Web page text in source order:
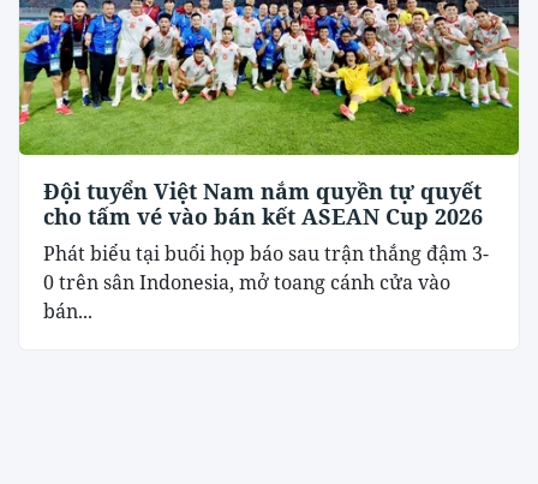
Đội tuyển Việt Nam nắm quyền tự quyết
cho tấm vé vào bán kết ASEAN Cup 2026
Phát biểu tại buổi họp báo sau trận thắng đậm 3-
0 trên sân Indonesia, mở toang cánh cửa vào
bán...